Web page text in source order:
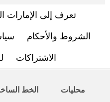
تعرف إلى الإمارات
الشروط والأحكام
الاشتراكات
محليات الخط